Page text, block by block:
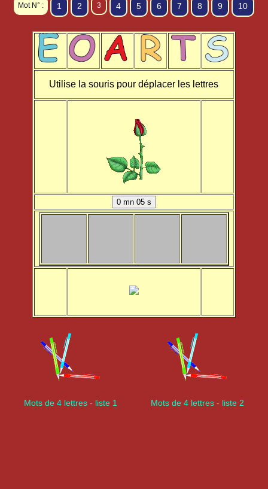
Mot N° : 1 2 3 4 5 6 7 8 9 10
Utilise la souris pour déplacer les lettres
Mots de 4 lettres - liste 1 Mots de 4 lettres - liste 2